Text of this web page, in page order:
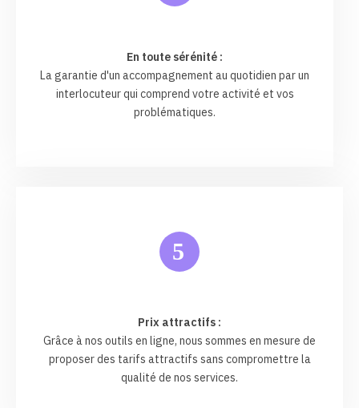
En toute sérénité :
La garantie d'un accompagnement au quotidien par un
interlocuteur qui comprend votre activité et vos
problématiques.
5
Prix attractifs :
Grâce à nos outils en ligne, nous sommes en mesure de
proposer des tarifs attractifs sans compromettre la
qualité de nos services.